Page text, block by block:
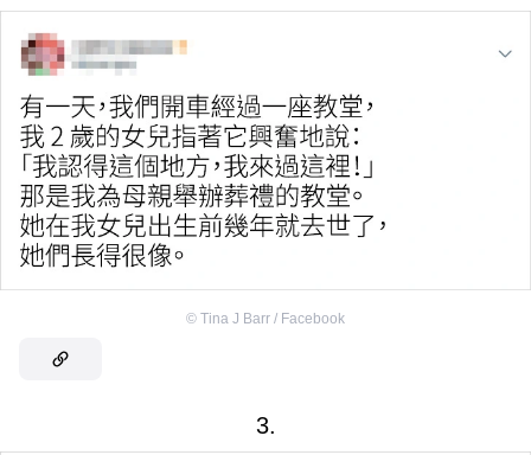
© Tina J Barr / Facebook
3.